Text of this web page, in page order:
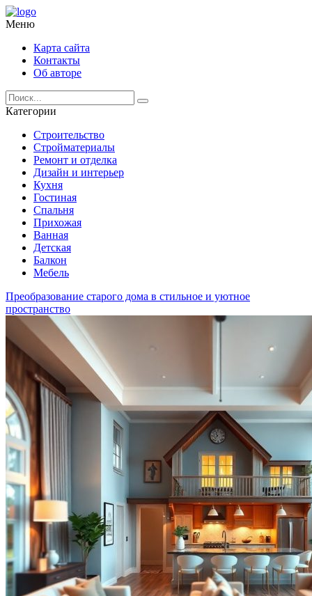
Меню
Карта сайта
Контакты
Об авторе
Категории
Строительство
Стройматериалы
Ремонт и отделка
Дизайн и интерьер
Кухня
Гостиная
Спальня
Прихожая
Ванная
Детская
Балкон
Мебель
Преобразование старого дома в стильное и уютное
пространство